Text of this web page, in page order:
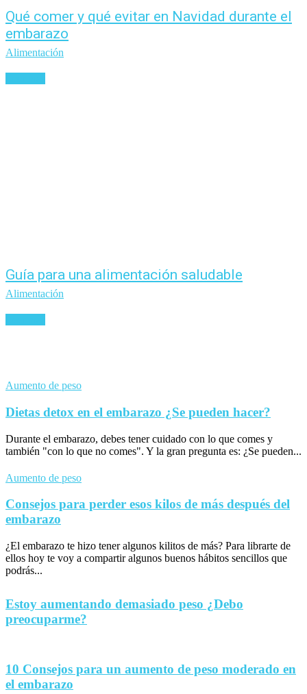
Qué comer y qué evitar en Navidad durante el
embarazo
Alimentación
Guía para una alimentación saludable
Alimentación
Aumento de peso
Dietas detox en el embarazo ¿Se pueden hacer?
Durante el embarazo, debes tener cuidado con lo que comes y
también "con lo que no comes". Y la gran pregunta es: ¿Se pueden...
Aumento de peso
Consejos para perder esos kilos de más después del
embarazo
¿El embarazo te hizo tener algunos kilitos de más? Para librarte de
ellos hoy te voy a compartir algunos buenos hábitos sencillos que
podrás...
Estoy aumentando demasiado peso ¿Debo
preocuparme?
10 Consejos para un aumento de peso moderado en
el embarazo